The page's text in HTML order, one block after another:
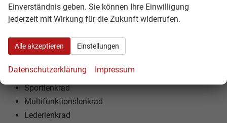
Mittelarmlehne
Kindersitzvorbereitung (ISOFIX)
Rücksitzbank verschiebbar
Dekorleisten
Sportlenkrad
Multifunktionslenkrad
Lederlenkrad
Einverständnis geben. Sie können Ihre Einwilligung
jederzeit mit Wirkung für die Zukunft widerrufen.
Alle akzeptieren Einstellungen
Datenschutzerklärung Impressum